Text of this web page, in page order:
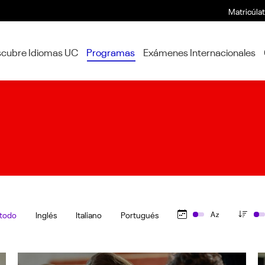
Idiomas UC Programas Exámenes Internacionales
Inglés Italiano Portugués